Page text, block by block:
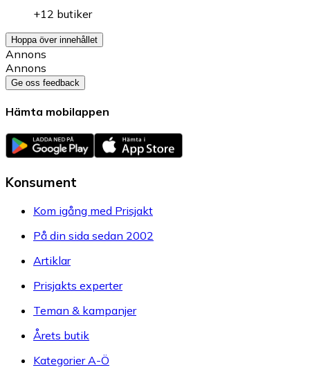
+12 butiker
Hoppa över innehållet
Annons
Annons
Ge oss feedback
Hämta mobilappen
Konsument
Kom igång med Prisjakt
På din sida sedan 2002
Artiklar
Prisjakts experter
Teman & kampanjer
Årets butik
Kategorier A-Ö